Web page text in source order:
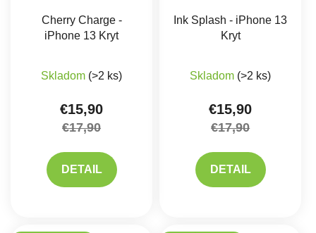
Cherry Charge -
iPhone 13 Kryt
Skladom (>2 ks)
€15,90
€17,90
DETAIL
Ink Splash - iPhone 13
Kryt
Skladom (>2 ks)
€15,90
€17,90
DETAIL